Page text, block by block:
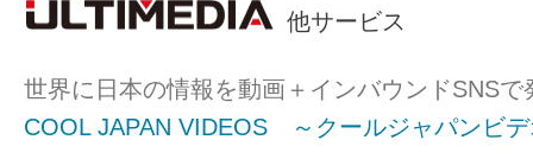
他サービス
世界に日本の情報を動画＋インバウンドSNSで
COOL JAPAN VIDEOS ～クールジャパンビ